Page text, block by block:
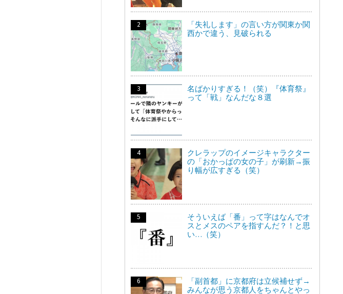
「失礼します」の言い方が関東か関
西かで違う、見破られる
名ばかりすぎる！（笑）『体育祭』
って「戦」なんだな８選
クレラップのイメージキャラクター
の「おかっぱの女の子」が刷新→振
り幅が広すぎる（笑）
そういえば「番」って字はなんでオ
スとメスのペアを指すんだ？！と思
い…（笑）
「副首都」に京都府は立候補せず→
みんなが思う京都人をちゃんとやっ